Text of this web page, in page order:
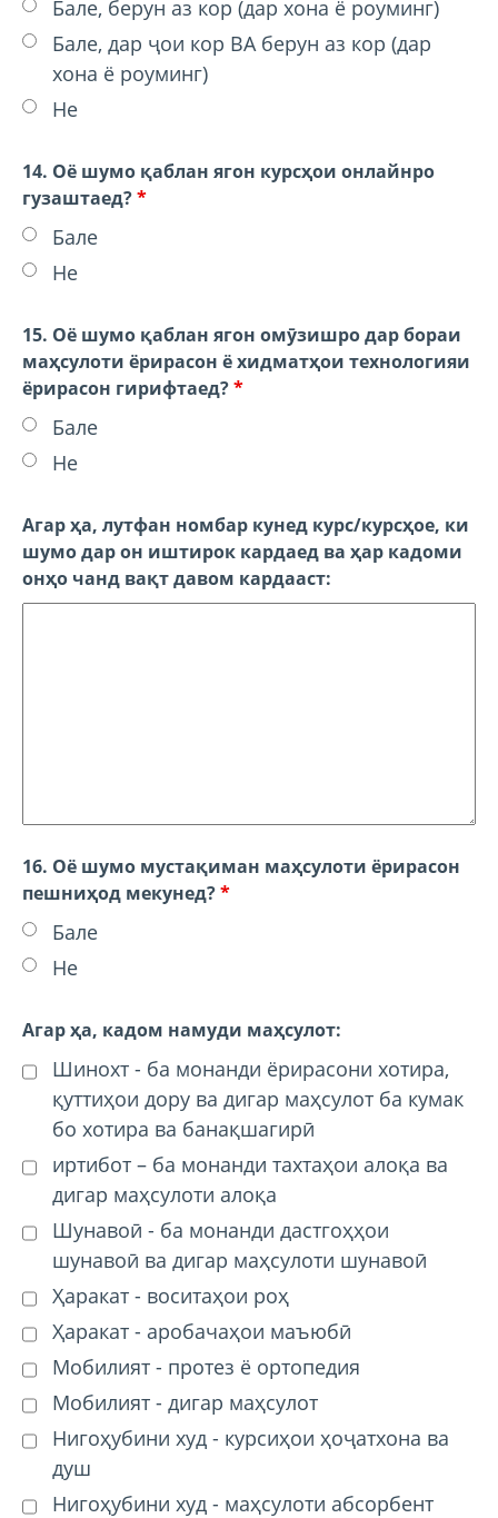
Бале, берун аз кор (дар хона ё роуминг)
Бале, дар ҷои кор ВА берун аз кор (дар
хона ё роуминг)
Не
14. Оё шумо қаблан ягон курсҳои онлайнро
гузаштаед?*
Бале
Не
15. Оё шумо қаблан ягон омӯзишро дар бораи
маҳсулоти ёрирасон ё хидматҳои технологияи
ёрирасон гирифтаед?*
Бале
Не
Агар ҳа, лутфан номбар кунед курс/курсҳое, ки
шумо дар он иштирок кардаед ва ҳар кадоми
онҳо чанд вақт давом кардааст:
16. Оё шумо мустақиман маҳсулоти ёрирасон
пешниҳод мекунед?*
Бале
Не
Агар ҳа, кадом намуди маҳсулот:
Шинохт - ба монанди ёрирасони хотира,
қуттиҳои дору ва дигар маҳсулот ба кумак
бо хотира ва банақшагирӣ
иртибот – ба монанди тахтаҳои алоқа ва
дигар маҳсулоти алоқа
Шунавоӣ - ба монанди дастгоҳҳои
шунавоӣ ва дигар маҳсулоти шунавоӣ
Ҳаракат - воситаҳои роҳ
Ҳаракат - аробачаҳои маъюбӣ
Мобилият - протез ё ортопедия
Мобилият - дигар маҳсулот
Нигоҳубини худ - курсиҳои ҳоҷатхона ва
душ
Нигоҳубини худ - маҳсулоти абсорбент